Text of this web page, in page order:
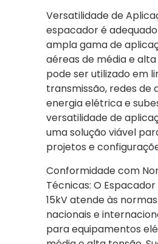
Versatilidade de
espacador é
ampla gama de
aéreas de média e alta
pode ser utilizado em
transmissão, redes de
energia elétrica e
versatilidade de
uma solução viável
projetos e
Conformidade com
Técnicas: O
15kV atende às
nacionais e
para equipamentos